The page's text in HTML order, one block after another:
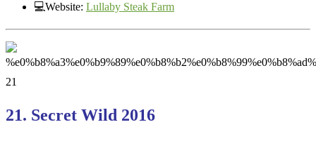
💻Website: Lullaby Steak Farm
21. Secret Wild 2016